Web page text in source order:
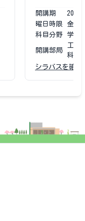
開講期 2023
曜日時限
金4〜
科目分野
学部
開講部局
工学
科
シラバスを確認